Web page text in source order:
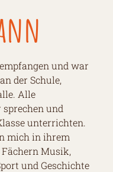
und war
der Schule,
Alle
und
unterrichten.
mich in ihrem
Musik,
und Geschichte